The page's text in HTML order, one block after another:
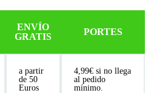
ENVÍO
GRATIS
PORTES
a partir
de 50
Euros
4,99€ si no llega
al pedido
mínimo.